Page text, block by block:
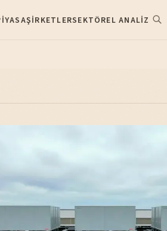
ŞIRKETLERSEKTÖREL ANALIZ